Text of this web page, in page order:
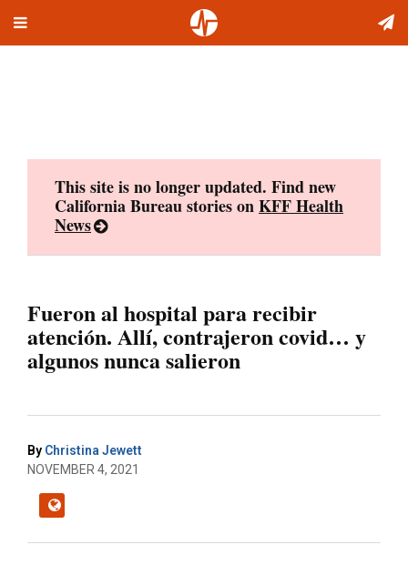
Toggle
This site is no longer updated. Find new
California Bureau stories onKFF Health
News
Fueron al hospital para recibir
atención. Allí, contrajeron covid… y
algunos nunca salieron
By Christina Jewett
NOVEMBER 4, 2021